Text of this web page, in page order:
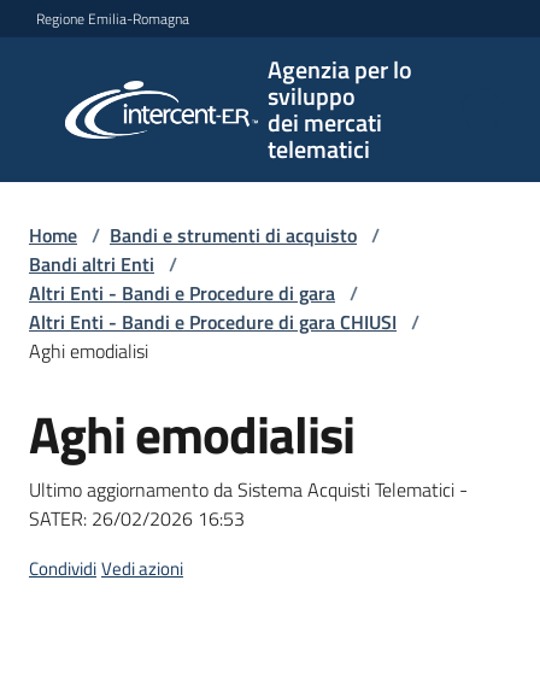
Vai al contenuto
Vai alla navigazione
Vai al footer
Regione Emilia-Romagna
Agenzia per lo
sviluppo
dei mercati
telematici
per lo
sviluppo
telematici
L'Agenzia
Bandi
strumenti
di
acquisto
Home / Bandi e strumenti di acquisto /
Bandi altri Enti /
Altri Enti - Bandi e Procedure di gara /
Altri Enti - Bandi e Procedure di gara CHIUSI /
Aghi emodialisi
Salta al contenuto
Aghi emodialisi
Ultimo aggiornamento da Sistema Acquisti Telematici -
SATER: 26/02/2026 16:53
CondividiVedi azioni